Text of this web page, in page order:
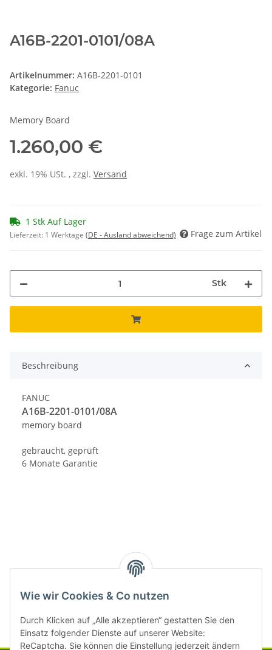
Wie wir Cookies & Co nutzen
Durch Klicken auf „Alle akzeptieren“ gestatten Sie den
Einsatz folgender Dienste auf unserer Website:
ReCaptcha. Sie können die Einstellung jederzeit ändern
A16B-2201-0101/08A
Artikelnummer: A16B-2201-0101
Kategorie: Fanuc
Memory Board
1.260,00 €
exkl. 19% USt. , zzgl. Versand
1 Stk Auf Lager
Lieferzeit: 1 Werktage (DE - Ausland abweichend) Frage zum Artikel
Stk
Beschreibung
FANUC
A16B-2201-0101/08A
memory board
gebraucht, geprüft
6 Monate Garantie
Kategorien